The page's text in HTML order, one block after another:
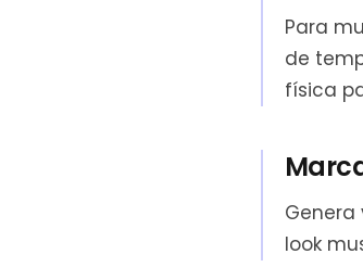
Para
de
física
look